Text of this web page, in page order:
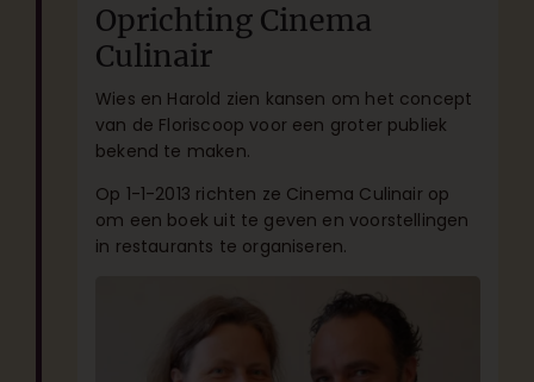
Oprichting Cinema
Culinair
Wies en Harold zien kansen om het concept
van de Floriscoop voor een groter publiek
bekend te maken.
Op 1-1-2013 richten ze Cinema Culinair op
om een boek uit te geven en voorstellingen
in restaurants te organiseren.